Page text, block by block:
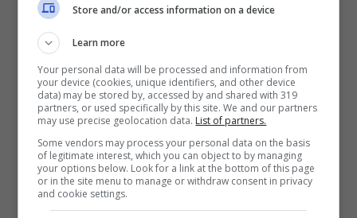
Oltre alla formazione delle classiche rughe
intorno agli stessi si corre infatti il rischio di
rovinarsi la vista. Per questo motivo è molto
Store and/or access information on a device
Learn more
Your personal data will be processed and information from
your device (cookies, unique identifiers, and other device
data) may be stored by, accessed by and shared with 319
partners, or used specifically by this site. We and our partners
may use precise geolocation data. List of partners.
Some vendors may process your personal data on the basis
of legitimate interest, which you can object to by managing
your options below. Look for a link at the bottom of this page
or in the site menu to manage or withdraw consent in privacy
and cookie settings.